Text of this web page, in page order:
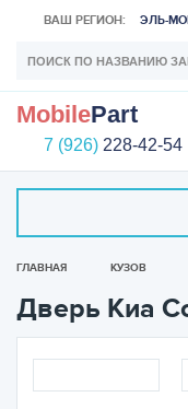
ВАШ РЕГИОН: ЭЛЬ-
MobilePart
7 (926) 228-42-54
ГЛАВНАЯ КУЗОВ
Дверь Киа